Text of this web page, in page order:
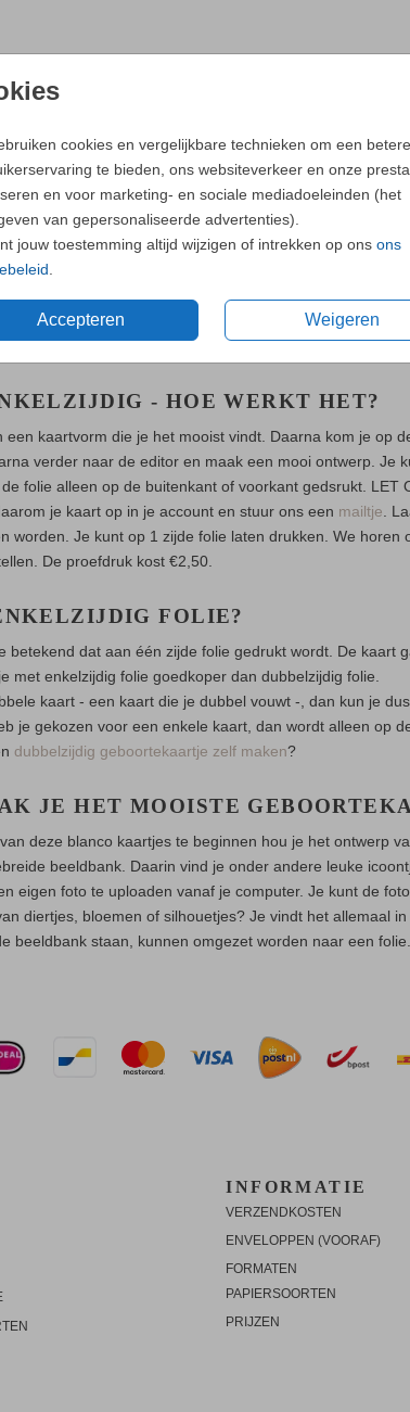
cookies en vergelijkbare technieken om een betere
te bieden, ons websiteverkeer en onze
en voor marketing- en sociale mediadoeleinden (het
van gepersonaliseerde advertenties).
jouw toestemming altijd wijzigen of intrekken op ons ons
Accepteren Weigeren
- HOE WERKT HET?
een kaartvorm die je het mooist vindt. Daarna kom je op
verder naar de editor en maak een mooi ontwerp. Je
folie alleen op de buitenkant of voorkant gedsrukt.
je kaart op in je account en stuur ons een mailtje .
worden. Je kunt op 1 zijde folie laten drukken. We
De proefdruk kost €2,50.
FOLIE?
betekend dat aan één zijde folie gedrukt wordt. De kaart
met enkelzijdig folie goedkoper dan dubbelzijdig folie.
kaart - een kaart die je dubbel vouwt -, dan kun je
je gekozen voor een enkele kaart, dan wordt alleen op
dubbelzijdig geboortekaartje zelf maken?
JE HET MOOISTE
deze blanco kaartjes te beginnen hou je het ontwerp
beeldbank. Daarin vind je onder andere leuke
eigen foto te uploaden vanaf je computer. Je kunt de
diertjes, bloemen of silhouetjes? Je vindt het allemaal
beeldbank staan, kunnen omgezet worden naar een
INFORMATIE
VERZENDKOSTEN
ENVELOPPEN (VOORAF)
FORMATEN
PAPIERSOORTEN
PRIJZEN